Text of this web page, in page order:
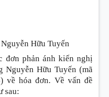
Hữu Tuyến
đơn phản ánh kiến nghị
Nguyễn Hữu Tuyến (mã
về hóa đơn. Về vấn đề
sau: